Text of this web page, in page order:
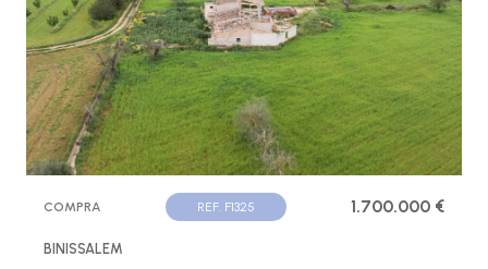
COMPRA REF. F1325 1.700.000 €
BINISSALEM